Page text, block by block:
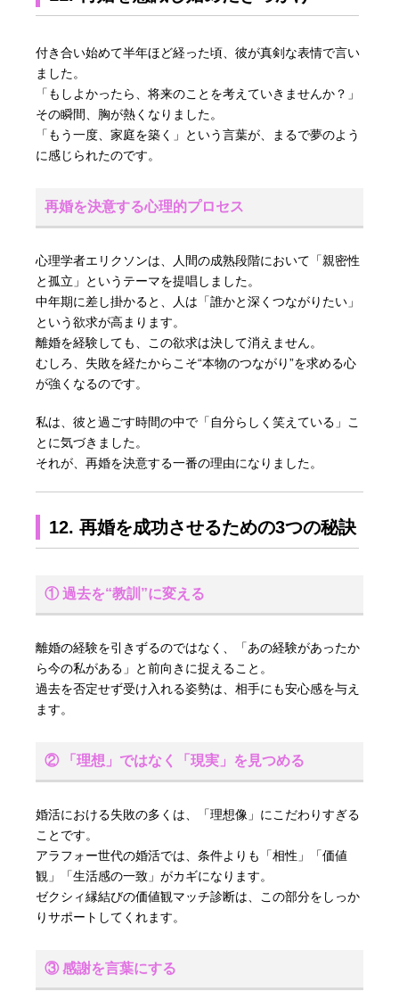
付き合い始めて半年ほど経った頃、彼が真剣な表情で言い
ました。
「もしよかったら、将来のことを考えていきませんか？」
その瞬間、胸が熱くなりました。
「もう一度、家庭を築く」という言葉が、まるで夢のよう
に感じられたのです。
再婚を決意する心理的プロセス
心理学者エリクソンは、人間の成熟段階において「親密性
と孤立」というテーマを提唱しました。
中年期に差し掛かると、人は「誰かと深くつながりたい」
という欲求が高まります。
離婚を経験しても、この欲求は決して消えません。
むしろ、失敗を経たからこそ“本物のつながり”を求める心
が強くなるのです。
私は、彼と過ごす時間の中で「自分らしく笑えている」こ
とに気づきました。
それが、再婚を決意する一番の理由になりました。
12. 再婚を成功させるための3つの秘訣
① 過去を“教訓”に変える
離婚の経験を引きずるのではなく、「あの経験があったか
ら今の私がある」と前向きに捉えること。
過去を否定せず受け入れる姿勢は、相手にも安心感を与え
ます。
② 「理想」ではなく「現実」を見つめる
婚活における失敗の多くは、「理想像」にこだわりすぎる
ことです。
アラフォー世代の婚活では、条件よりも「相性」「価値
観」「生活感の一致」がカギになります。
ゼクシィ縁結びの価値観マッチ診断は、この部分をしっか
りサポートしてくれます。
③ 感謝を言葉にする